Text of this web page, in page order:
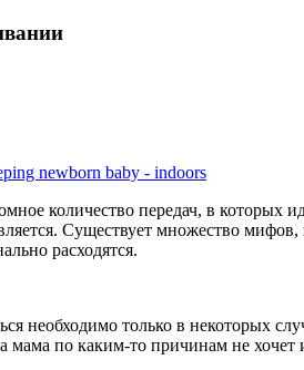
количество передач, в
Существует множество
расходятся.
необходимо только в некоторых
мама по каким-то причинам не хочет